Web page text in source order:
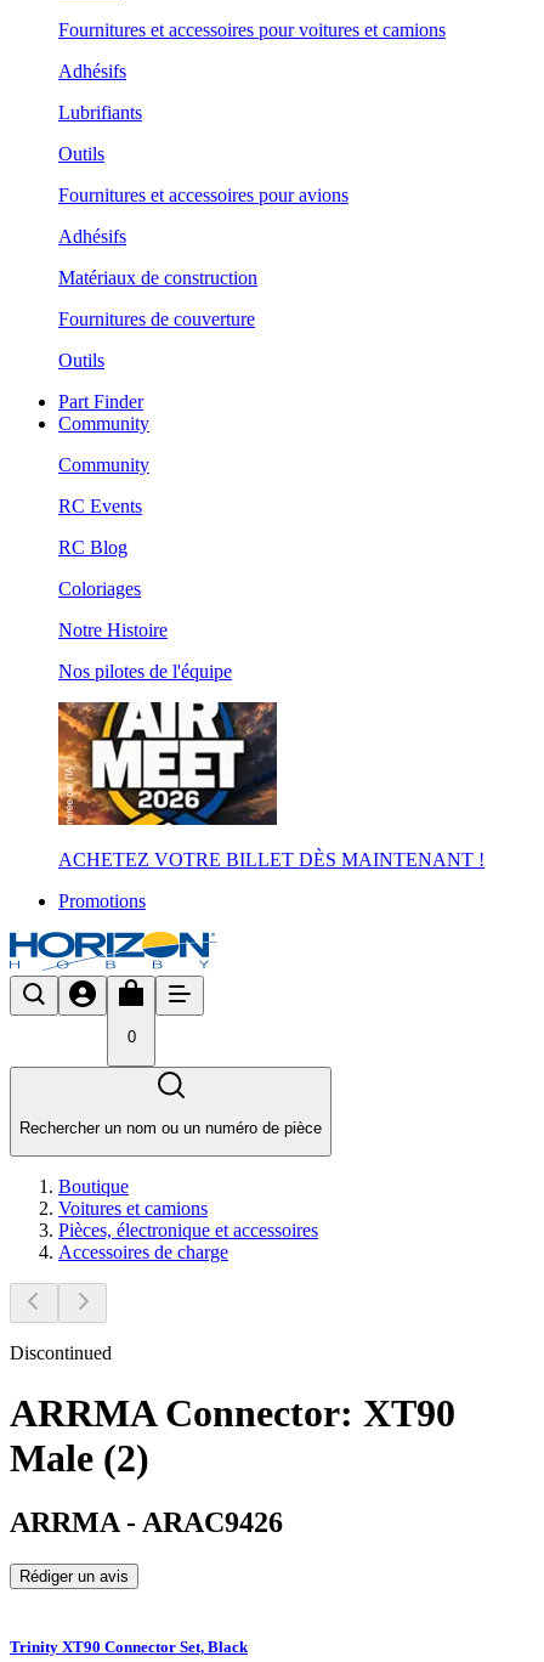
Fournitures et accessoires pour voitures et camions
Adhésifs
Lubrifiants
Outils
Fournitures et accessoires pour avions
Adhésifs
Matériaux de construction
Fournitures de couverture
Outils
Part Finder
Community
Community
RC Events
RC Blog
Coloriages
Notre Histoire
Nos pilotes de l'équipe
ACHETEZ VOTRE BILLET DÈS MAINTENANT !
Promotions
0
Rechercher un nom ou un numéro de pièce
Boutique
Voitures et camions
Pièces, électronique et accessoires
Accessoires de charge
Discontinued
ARRMA Connector: XT90
Male (2)
ARRMA - ARAC9426
Rédiger un avis
Trinity XT90 Connector Set, Black